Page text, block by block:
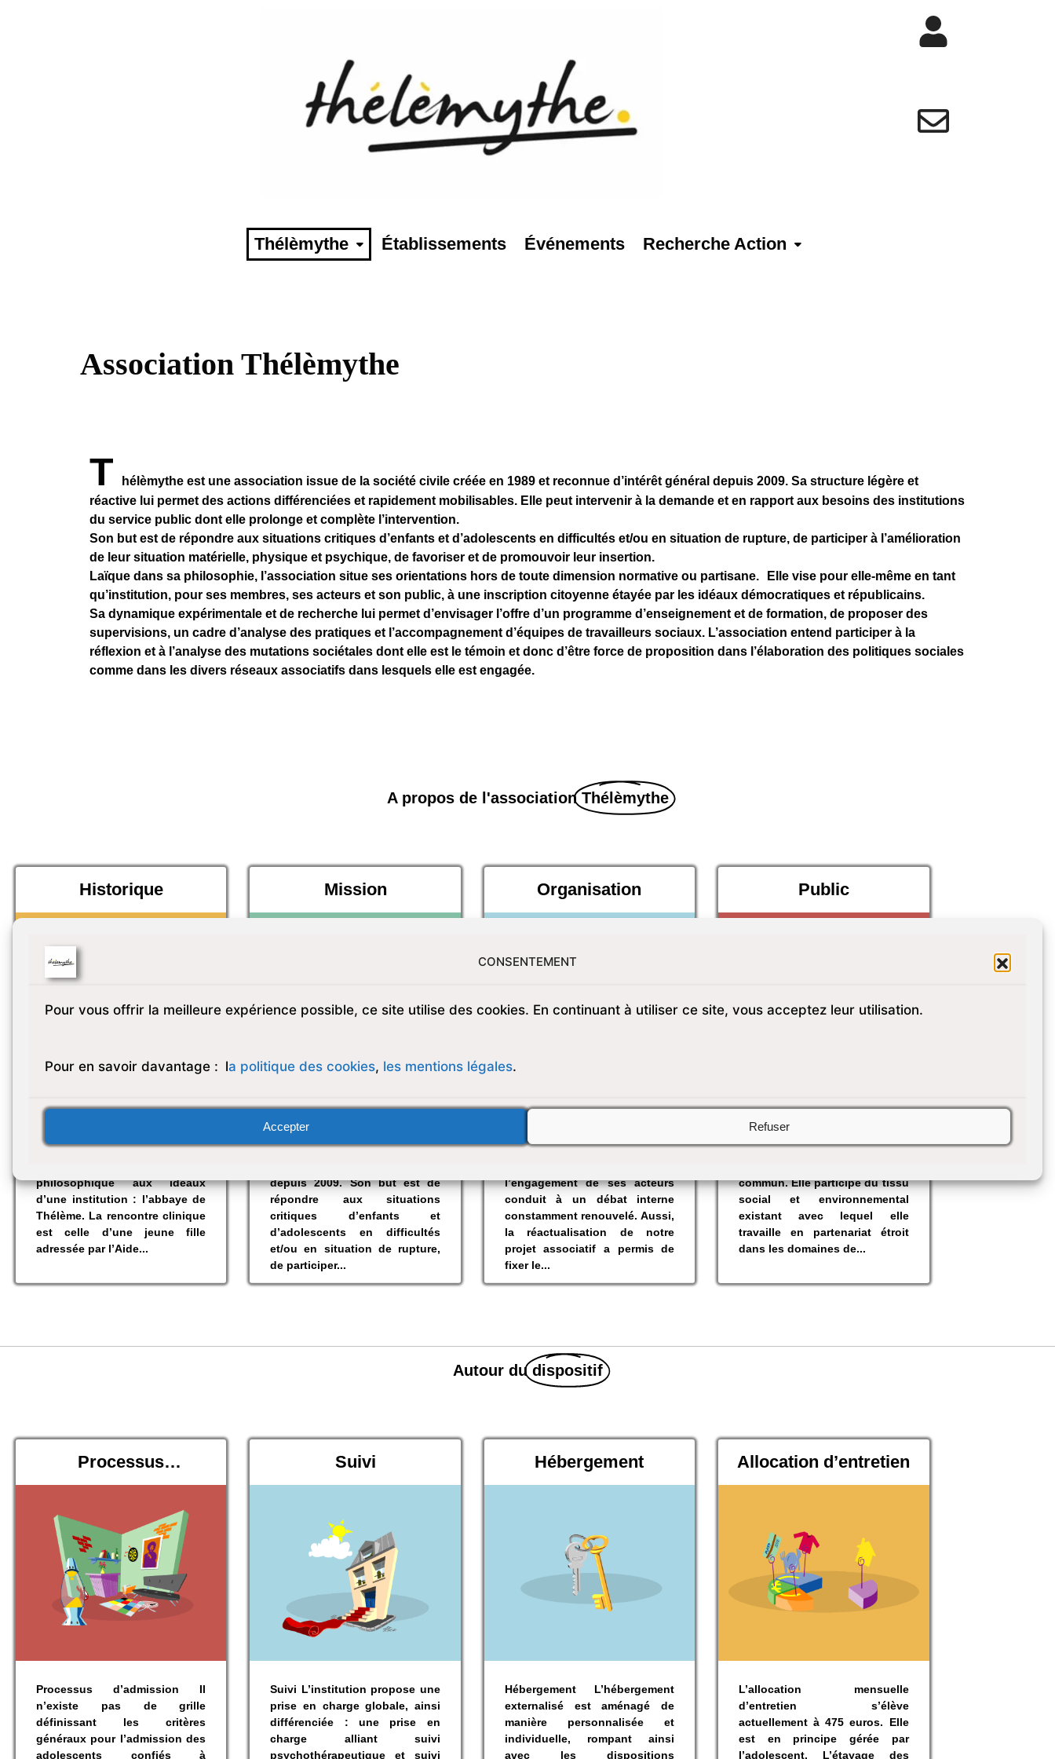
CONSENTEMENT
Pour vous offrir la meilleure expérience possible, ce site utilise des cookies. En continuant à utiliser ce site, vous acceptez leur utilisation.
Pour en savoir davantage : la politique des cookies, les mentions légales.
Accepter Refuser
Thélèmythe Établissements Événements Recherche Action
Association Thélèmythe
T
hélèmythe est une association issue de la société civile créée en 1989 et reconnue d’intérêt général depuis 2009. Sa structure légère et
réactive lui permet des actions différenciées et rapidement mobilisables. Elle peut intervenir à la demande et en rapport aux besoins des institutions
du service public dont elle prolonge et complète l’intervention.
Son but est de répondre aux situations critiques d’enfants et d’adolescents en difficultés et/ou en situation de rupture, de participer à l’amélioration
de leur situation matérielle, physique et psychique, de favoriser et de promouvoir leur insertion.
Laïque dans sa philosophie, l’association situe ses orientations hors de toute dimension normative ou partisane. Elle vise pour elle-même en tant
qu’institution, pour ses membres, ses acteurs et son public, à une inscription citoyenne étayée par les idéaux démocratiques et républicains.
Sa dynamique expérimentale et de recherche lui permet d’envisager l’offre d’un programme d’enseignement et de formation, de proposer des
supervisions, un cadre d’analyse des pratiques et l’accompagnement d’équipes de travailleurs sociaux. L’association entend participer à la
réflexion et à l’analyse des mutations sociétales dont elle est le témoin et donc d’être force de proposition dans l’élaboration des politiques sociales
comme dans les divers réseaux associatifs dans lesquels elle est engagée.
A propos de l'association Thélèmythe
Historique
d’une rencontre clinique et à
philosophique aux idéaux
d’une institution : l’abbaye de
Thélème. La rencontre clinique
est celle d’une jeune fille
adressée par l’Aide...
Mission
association issue de la société
civile créée en 1989 et
depuis 2009. Son but est de
répondre aux situations
critiques d’enfants et
d’adolescents en difficultés
et/ou en situation de rupture,
de participer...
Organisation
À chaque grande phase de
su créer un espace
l’engagement de ses acteurs
conduit à un débat interne
constamment renouvelé. Aussi,
la réactualisation de notre
projet associatif a permis de
fixer le...
Public
L’association Thélèmythe
inscrit son action dans le cadre
commun. Elle participe du tissu
social et environnemental
existant avec lequel elle
travaille en partenariat étroit
dans les domaines de...
Autour du dispositif
Processus
d’admission
Processus d’admission Il
n’existe pas de grille
définissant les critères
généraux pour l’admission des
adolescents confiés à
Suivi
Suivi L’institution propose une
prise en charge globale, ainsi
différenciée : une prise en
charge alliant suivi
psychothérapeutique et suivi
Hébergement
Hébergement L’hébergement
externalisé est aménagé de
manière personnalisée et
individuelle, rompant ainsi
avec les dispositions
Allocation d’entretien
L’allocation mensuelle
d’entretien s’élève
actuellement à 475 euros. Elle
est en principe gérée par
l’adolescent. L’étayage des